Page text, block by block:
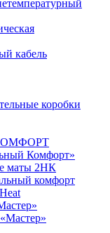
кабель
коробки
Комфорт»
маты 2НК
комфорт